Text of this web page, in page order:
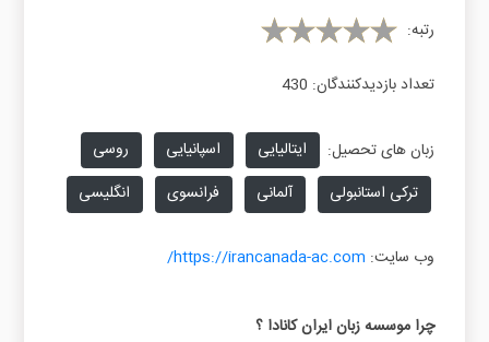
رتبه:
تعداد بازدیدکنندگان: 430
زبان های تحصیل: ایتالیایی اسپانیایی
روسی
ترکی استانبولی
آلمانی فرانسوی انگلیسی
وب سایت: https://irancanada-ac.com/
چرا موسسه زبان ایران کانادا ؟